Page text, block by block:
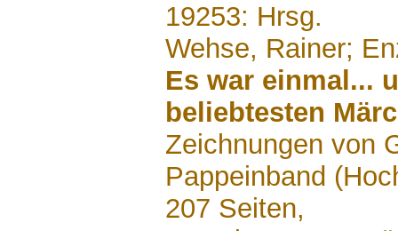
19253: Hrsg.
Wehse, Rainer;
Es war einmal...
beliebtesten
Zeichnungen von
Pappeinband
207 Seiten,